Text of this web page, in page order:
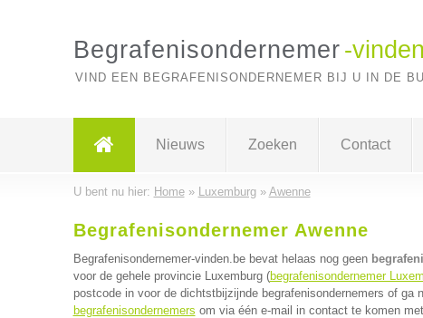
Begrafenisondernemer -
VIND EEN BEGRAFENISONDERNEMER BIJ U IN DE
Nieuws Zoeken Contact
U bent nu hier: Home» Luxemburg» Awenne
Begrafenisondernemer Awenne
Begrafenisondernemer-vinden.be bevat helaas nog geen
voor de gehele provincie Luxemburg (begrafenisondernemer
postcode in voor de dichtstbijzijnde begrafenisondernemers of ga
begrafenisondernemers om via één e-mail in contact te komen